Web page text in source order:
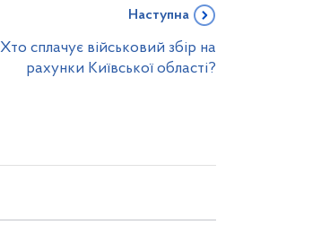
Наступна
Хто сплачує військовий збір на
рахунки Київської області?